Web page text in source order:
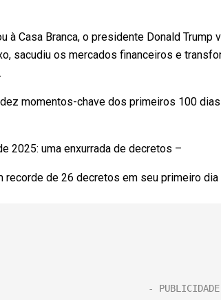
à Casa Branca, o presidente Donald
sacudiu os mercados financeiros e
momentos-chave dos primeiros 100
2025: uma enxurrada de decretos –
recorde de 26 decretos em seu primeiro dia